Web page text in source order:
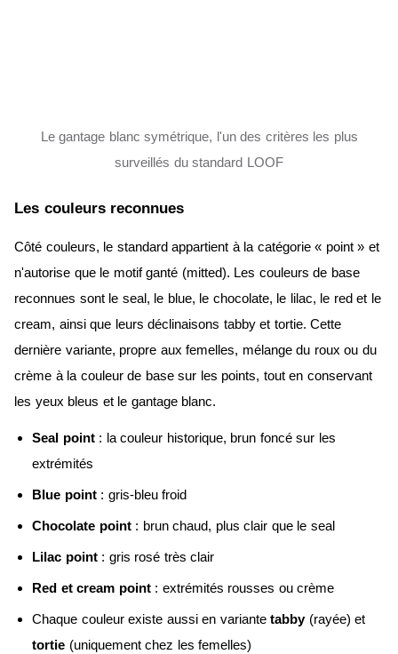
Le gantage blanc symétrique, l'un des critères les plus
surveillés du standard LOOF
Les couleurs reconnues
Côté couleurs, le standard appartient à la catégorie « point » et
n'autorise que le motif ganté (mitted). Les couleurs de base
reconnues sont le seal, le blue, le chocolate, le lilac, le red et le
cream, ainsi que leurs déclinaisons tabby et tortie. Cette
dernière variante, propre aux femelles, mélange du roux ou du
crème à la couleur de base sur les points, tout en conservant
les yeux bleus et le gantage blanc.
Seal point: la couleur historique, brun foncé sur les
extrémités
Blue point: gris-bleu froid
Chocolate point: brun chaud, plus clair que le seal
Lilac point: gris rosé très clair
Red et cream point: extrémités rousses ou crème
Chaque couleur existe aussi en variante tabby(rayée) et
tortie (uniquement chez les femelles)